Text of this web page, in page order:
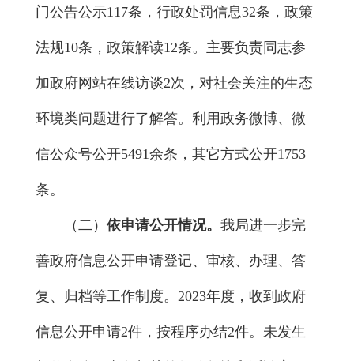
门公告公示117条，行政处罚信息32条，政策
法规10条，政策解读12条。主要负责同志参
加政府网站在线访谈2次，对社会关注的生态
环境类问题进行了解答。利用政务微博、微
信公众号公开5491余条，其它方式公开1753
条。
（二） 依申请公开情况。 我局进一步完
善政府信息公开申请登记、审核、办理、答
复、归档等工作制度。2023年度，收到政府
信息公开申请2件，按程序办结2件。未发生